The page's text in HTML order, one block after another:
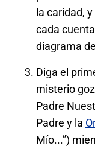
la caridad,
cada
diagrama
Diga el
misterio
Padre
Padre y la
Mío...”)